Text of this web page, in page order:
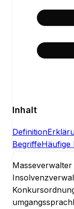
Inhalt
Definition
BegriffeHäufige